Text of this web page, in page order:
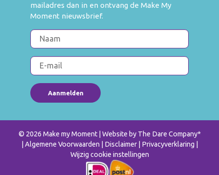
mailadres dan in en ontvang de Make My
Moment nieuwsbrief.
© 2026 Make my Moment | Website by The Dare Company*
Algemene Voorwaarden
Disclaimer Privacyverklaring
Wijzig cookie instellingen